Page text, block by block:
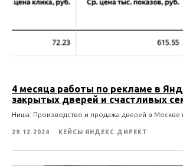
4 месяца работы по рекламе в
закрытых дверей и счастливых
Ниша: Производство и продажа дверей в
29.12.2024 КЕЙСЫ ЯНДЕКС.ДИРЕКТ